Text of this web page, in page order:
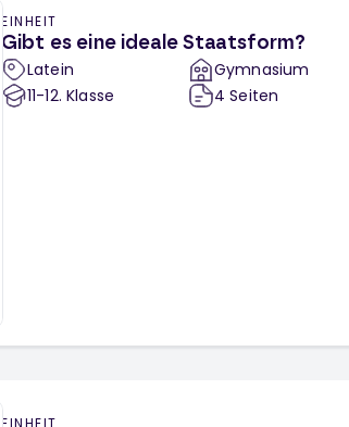
EINHEIT
Gibt es eine ideale Staatsform?
Latein
11-12. Klasse
Gymnasium
4 Seiten